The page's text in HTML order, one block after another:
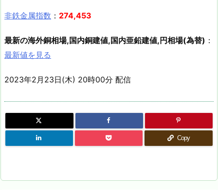
非鉄金属指数 ： 274,453
最新の海外銅相場,国内銅建値,国内亜鉛建値,円相場(為替) ：
最新値を見る
2023年2月23日(木) 20時00分 配信
Copy